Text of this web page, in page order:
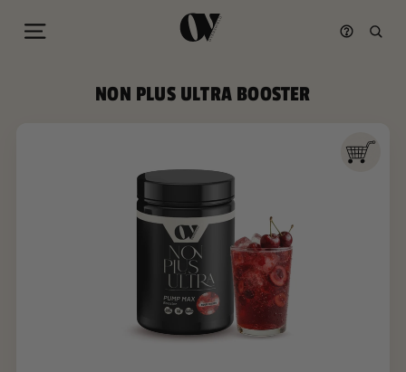
Seitennavigation Suche
NON PLUS ULTRA BOOSTER